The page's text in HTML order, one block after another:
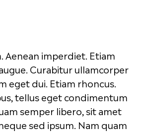
Aenean imperdiet. Etiam
Curabitur ullamcorper
eget dui. Etiam rhoncus.
tellus eget condimentum
semper libero, sit amet
sed ipsum. Nam quam